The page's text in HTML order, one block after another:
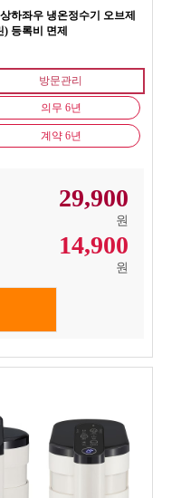
하좌우 냉온정수기 오브제
) 등록비 면제
방문관리
의무 6년
계약 6년
29,900
원
14,900
원